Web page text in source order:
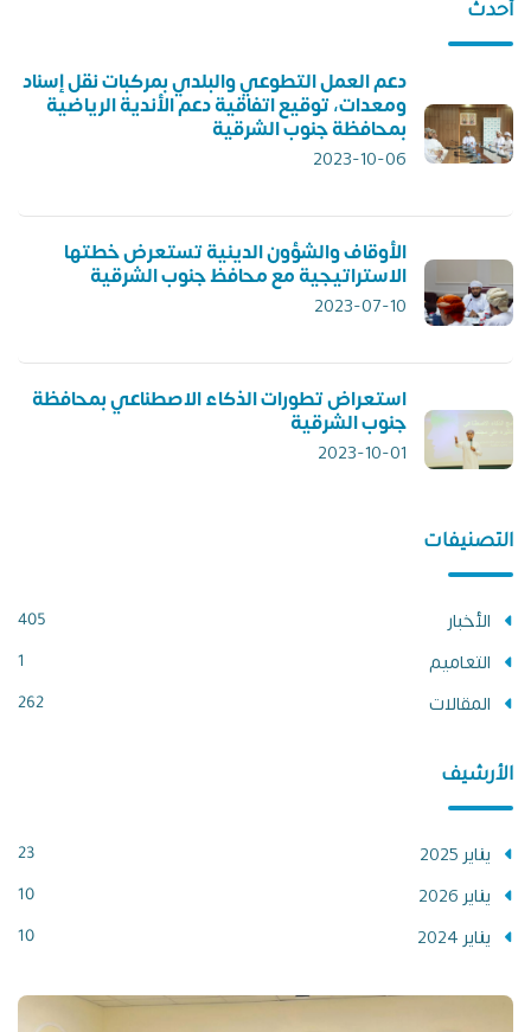
أحدث
دعم العمل التطوعي والبلدي بمركبات نقل إسناد
ومعدات، توقيع اتفاقية دعم الأندية الرياضية
بمحافظة جنوب الشرقية
2023-10-06
الأوقاف والشؤون الدينية تستعرض خطتها
الاستراتيجية مع محافظ جنوب الشرقية
2023-07-10
استعراض تطورات الذكاء الاصطناعي بمحافظة
جنوب الشرقية
2023-10-01
التصنيفات
الأخبار 405
التعاميم 1
المقالات 262
الأرشيف
يناير 2025 23
يناير 2026 10
يناير 2024 10